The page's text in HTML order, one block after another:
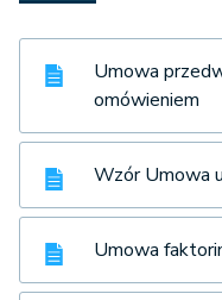
Umowa
omówieniem
Wzór Umowa
Umowa